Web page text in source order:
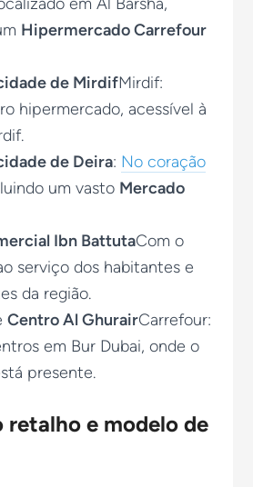
em Al Barsha,
Hipermercado Carrefour
de MirdifMirdif:
hipermercado, acessível à
de Deira: No coração
um vasto Mercado
Ibn BattutaCom o
serviço dos habitantes e
da região.
Centro Al GhurairCarrefour:
em Bur Dubai, onde o
presente.
retalho e modelo de